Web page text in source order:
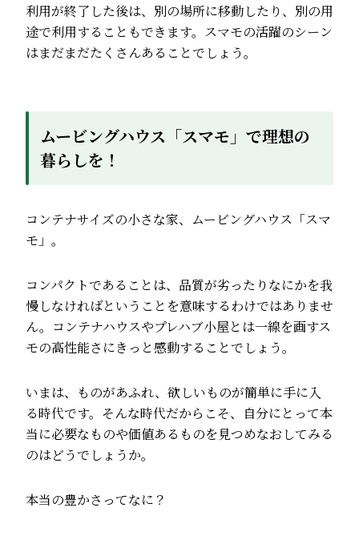
利用が終了した後は、別の場所に移動したり、別の用
途で利用することもできます。スマモの活躍のシーン
はまだまだたくさんあることでしょう。
ムービングハウス「スマモ」で理想の
暮らしを！
コンテナサイズの小さな家、ムービングハウス「スマ
モ」。
コンパクトであることは、品質が劣ったりなにかを我
慢しなければということを意味するわけではありませ
ん。コンテナハウスやプレハブ小屋とは一線を画すス
モの高性能さにきっと感動することでしょう。
いまは、ものがあふれ、欲しいものが簡単に手に入
る時代です。そんな時代だからこそ、自分にとって本
当に必要なものや価値あるものを見つめなおしてみる
のはどうでしょうか。
本当の豊かさってなに？